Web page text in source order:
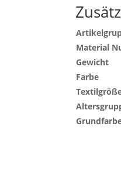
Material
Gewicht
Farbe